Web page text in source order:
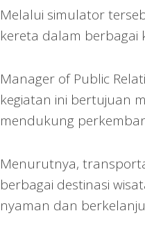
Melalui simulator
kereta dalam berbagai
Manager of Public
kegiatan ini bertujuan
mendukung
Menurutnya,
berbagai destinasi
nyaman dan